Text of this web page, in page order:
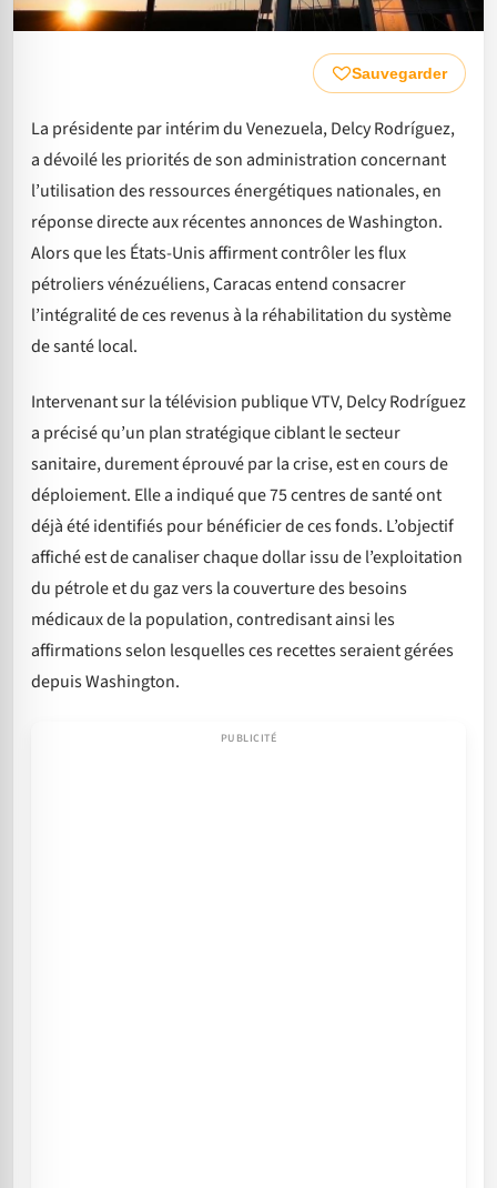
Sauvegarder
La présidente par intérim du Venezuela, Delcy Rodríguez,
a dévoilé les priorités de son administration concernant
l’utilisation des ressources énergétiques nationales, en
réponse directe aux récentes annonces de Washington.
Alors que les États-Unis affirment contrôler les flux
pétroliers vénézuéliens, Caracas entend consacrer
l’intégralité de ces revenus à la réhabilitation du système
de santé local.
Intervenant sur la télévision publique VTV, Delcy Rodríguez
a précisé qu’un plan stratégique ciblant le secteur
sanitaire, durement éprouvé par la crise, est en cours de
déploiement. Elle a indiqué que 75 centres de santé ont
déjà été identifiés pour bénéficier de ces fonds. L’objectif
affiché est de canaliser chaque dollar issu de l’exploitation
du pétrole et du gaz vers la couverture des besoins
médicaux de la population, contredisant ainsi les
affirmations selon lesquelles ces recettes seraient gérées
depuis Washington.